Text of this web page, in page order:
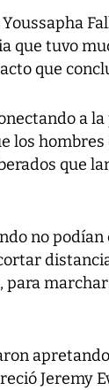
que tuvo
que
a
los
que
no
para
Jeremy